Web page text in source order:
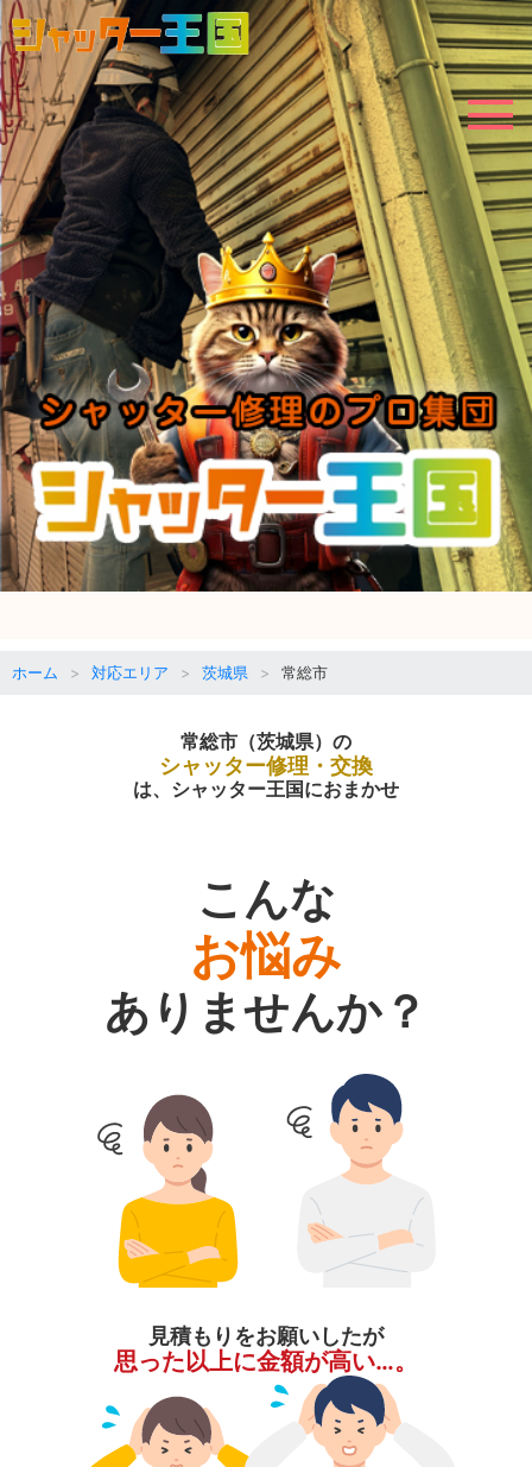
ホーム 対応エリア 茨城県 常総市
常総市（茨城県）の
シャッター修理・交換
は、シャッター王国におまかせ
こんな
お悩み
ありませんか？
見積もりをお願いしたが
思った以上に金額が高い…。